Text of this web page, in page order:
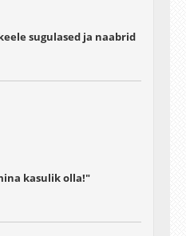
sugulased ja naabrid
kasulik olla!"